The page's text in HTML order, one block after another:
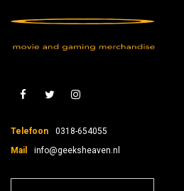
Telefoon
0318-654055
Mail
info@geeksheaven.nl